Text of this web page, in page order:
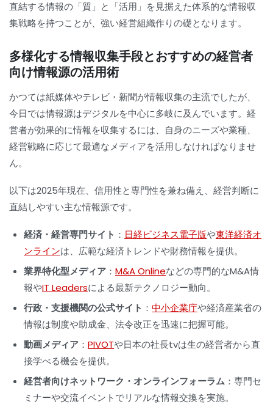
直結する情報の「質」と「活用」を見据えた体系的な情報収
集戦略を持つことが、強い経営組織作りの礎となります。
多様化する情報収集手段とおすすめの経営者
向け情報源の活用術
かつては紙媒体やテレビ・新聞が情報収集の主流でしたが、
今日では情報源はデジタルを中心に多岐に及んでいます。経
営者が効果的に情報を収集するには、自身のニーズや業種、
経営戦略に応じて最適なメディアを活用しなければなりませ
ん。
以下は2025年現在、信用性と専門性を兼ね備え、経営判断に
直結しやすい主な情報源です。
経済・経営専門サイト ： 日経ビジネス電子版や東洋経済オ
ンラインは、広範な経済トレンドや財務情報を提供。
業界特化型メディア ： M&A Onlineなどの専門的なM&A情
報やIT Leadersによる最新テクノロジー動向。
行政・支援機関の公式サイト ： 中小企業庁や経済産業省の
情報は制度や助成金、法令改正を迅速に把握可能。
動画メディア ： PIVOTや日本の社長tvは生の経営者から直
接学べる機会を提供。
経営者向けネットワーク・オンラインフォーラム ：専門セ
ミナーや交流イベントでリアルな情報交換を実施。